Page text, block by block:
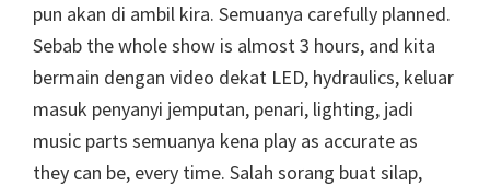
pun akan di ambil kira. Semuanya carefully planned.
Sebab the whole show is almost 3 hours, and kita
bermain dengan video dekat LED, hydraulics, keluar
masuk penyanyi jemputan, penari, lighting, jadi
music parts semuanya kena play as accurate as
they can be, every time. Salah sorang buat silap,